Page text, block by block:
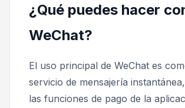
¿Qué puedes hacer
WeChat?
El uso principal de WeChat es
servicio de mensajería
las funciones de pago de la